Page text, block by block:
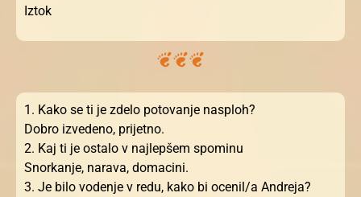
Iztok
1. Kako se ti je zdelo potovanje nasploh?
Dobro izvedeno, prijetno.
2. Kaj ti je ostalo v najlepšem spominu
Snorkanje, narava, domacini.
3. Je bilo vodenje v redu, kako bi ocenil/a Andreja?